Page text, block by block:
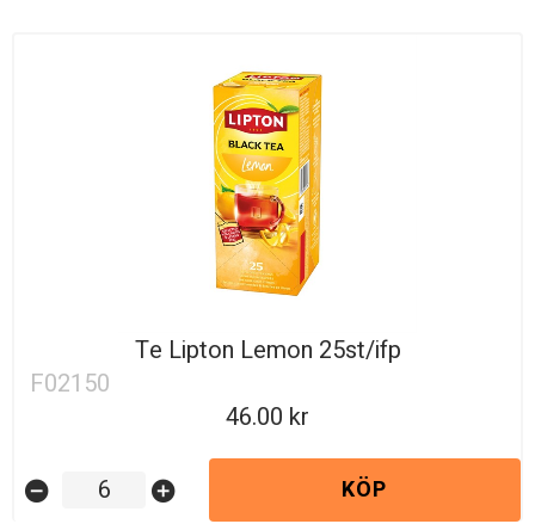
Te Lipton Lemon 25st/ifp
F02150
46.00
remove_circle add_circle KÖP